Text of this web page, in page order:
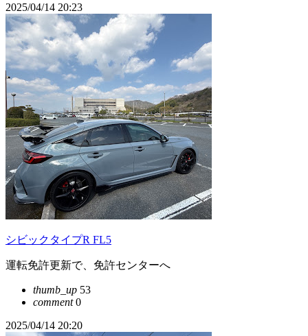
2025/04/14 20:23
シビックタイプR FL5
運転免許更新で、免許センターへ
thumb_up 53
comment0
2025/04/14 20:20